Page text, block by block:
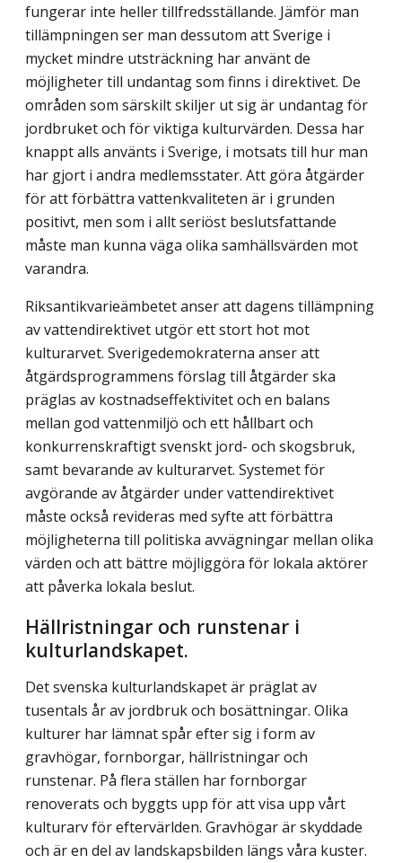
fungerar inte heller tillfredsställande. Jämför man
tillämpningen ser man dessutom att Sverige i
mycket mindre utsträckning har använt de
möjligheter till undantag som finns i direktivet. De
områden som särskilt skiljer ut sig är undantag för
jordbruket och för viktiga kulturvärden. Dessa har
knappt alls använts i Sverige, i motsats till hur man
har gjort i andra medlemsstater. Att göra åtgärder
för att förbättra vattenkvaliteten är i grunden
positivt, men som i allt seriöst beslutsfattande
måste man kunna väga olika samhällsvärden mot
varandra.
Riksantikvarieämbetet anser att dagens tillämpning
av vattendirektivet utgör ett stort hot mot
kulturarvet. Sverigedemokraterna anser att
åtgärdsprogrammens förslag till åtgärder ska
präglas av kostnadseffektivitet och en balans
mellan god vattenmiljö och ett hållbart och
konkurrenskraftigt svenskt jord- och skogsbruk,
samt bevarande av kulturarvet. Systemet för
avgörande av åtgärder under vattendirektivet
måste också revideras med syfte att förbättra
möjligheterna till politiska avvägningar mellan olika
värden och att bättre möjliggöra för lokala aktörer
att påverka lokala beslut.
Hällristningar och runstenar i
kulturlandskapet.
Det svenska kulturlandskapet är präglat av
tusentals år av jordbruk och bosättningar. Olika
kulturer har lämnat spår efter sig i form av
gravhögar, fornborgar, hällristningar och
runstenar. På flera ställen har fornborgar
renoverats och byggts upp för att visa upp vårt
kulturarv för eftervärlden. Gravhögar är skyddade
och är en del av landskapsbilden längs våra kuster.